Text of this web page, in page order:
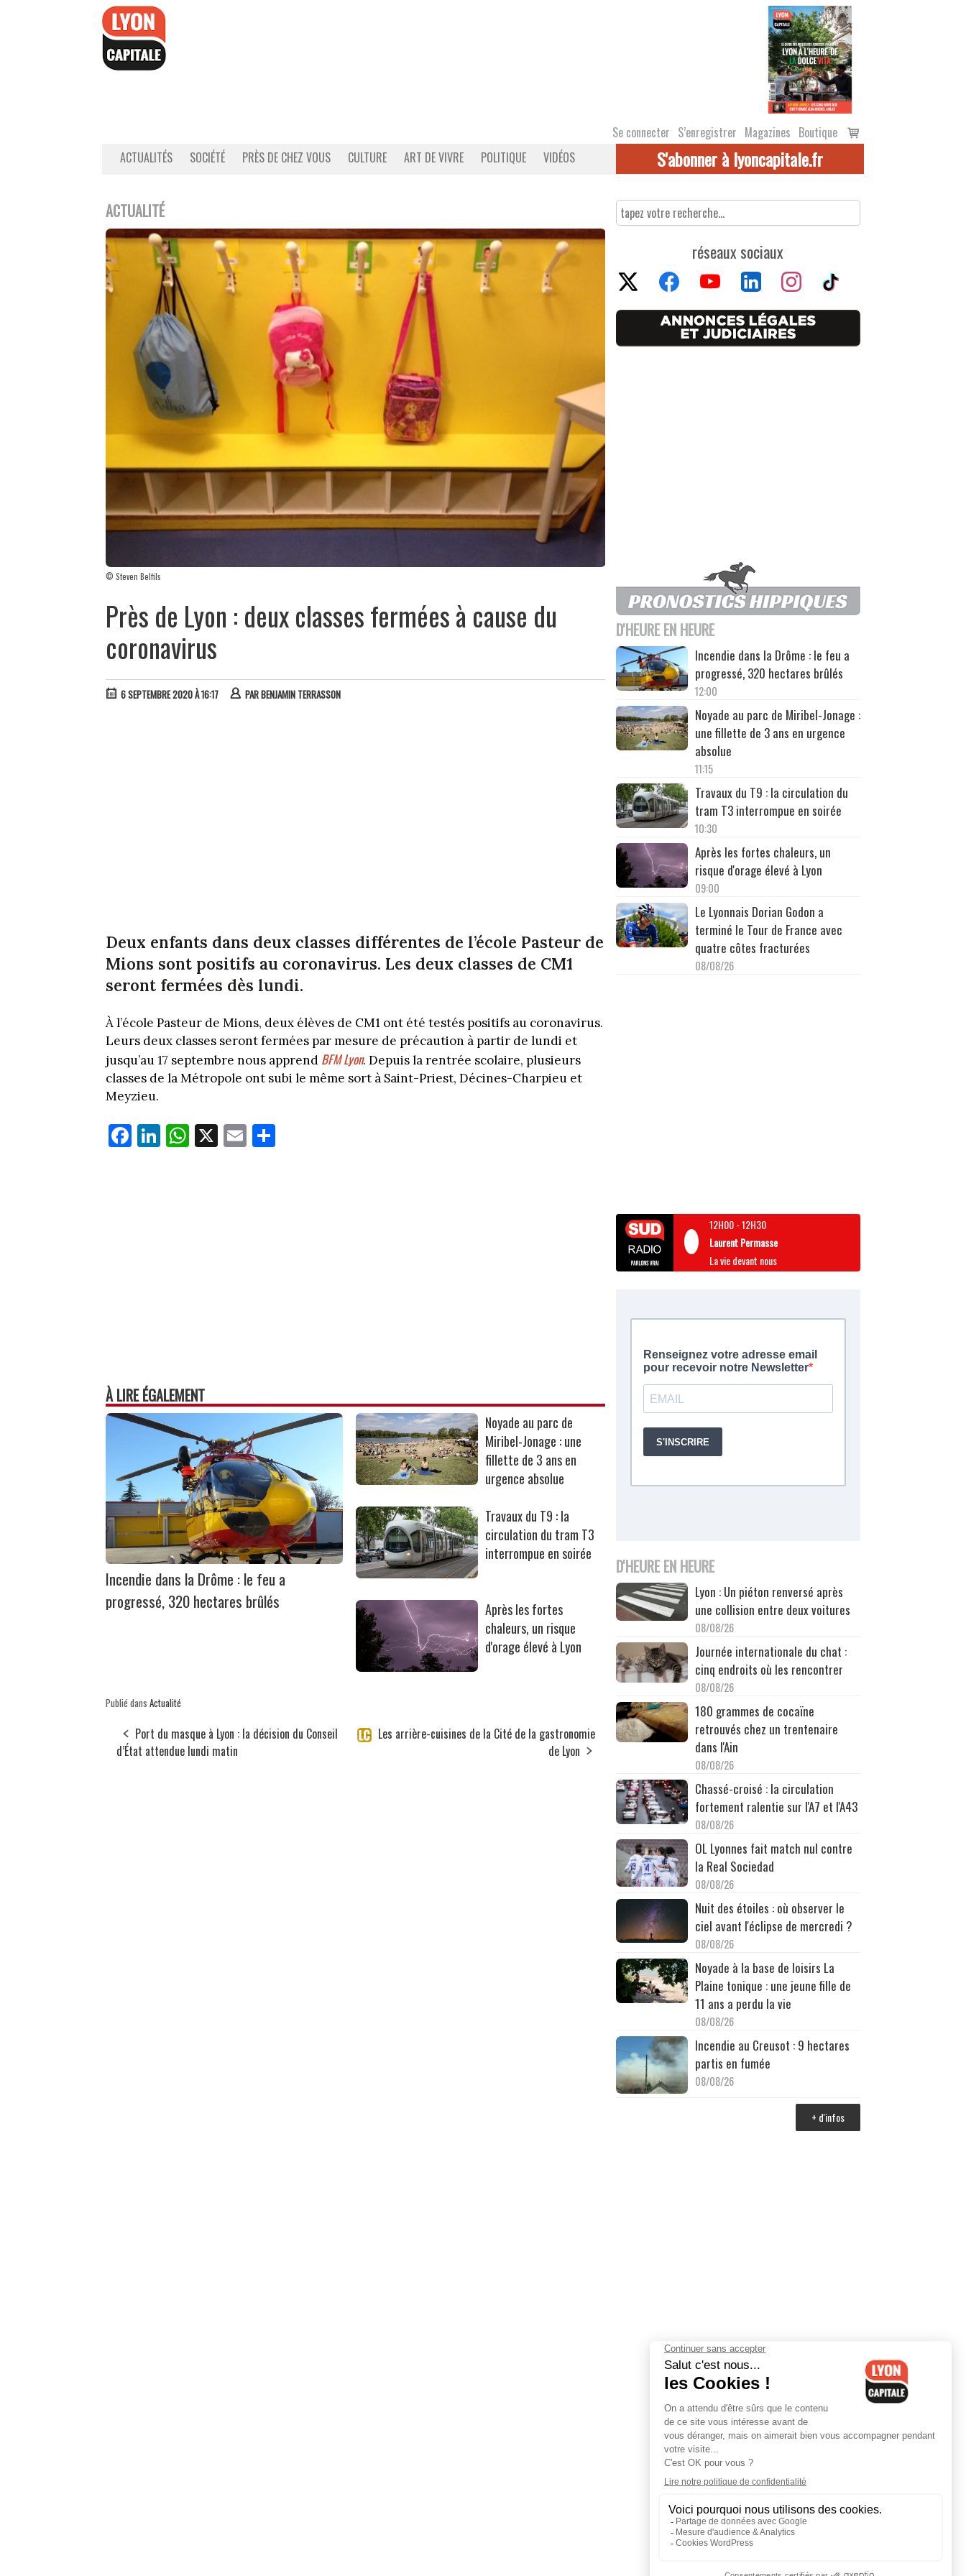
Se connecter S’enregistrer Magazines Boutique
Voir
le
ACTUALITÉS SOCIÉTÉ PRÈS DE CHEZ VOUS CULTURE ART DE VIVRE POLITIQUE VIDÉOS S'abonner à lyoncapitale.fr
ACTUALITÉ
© Steven Belfils
Près de Lyon : deux classes fermées à cause du
coronavirus
6 SEPTEMBRE 2020 À 16:17 PARBENJAMIN TERRASSON
Deux enfants dans deux classes différentes de l’école Pasteur de
Mions sont positifs au coronavirus. Les deux classes de CM1
seront fermées dès lundi.
À l’école Pasteur de Mions, deux élèves de CM1 ont été testés positifs au coronavirus.
Leurs deux classes seront fermées par mesure de précaution à partir de lundi et
jusqu’au 17 septembre nous apprend BFM Lyon. Depuis la rentrée scolaire, plusieurs
classes de la Métropole ont subi le même sort à Saint-Priest, Décines-Charpieu et
Meyzieu.
Fa
ce
Li
nk
W
ha
X E
m
À LIRE ÉGALEMENT
Incendie dans la Drôme : le feu a
progressé, 320 hectares brûlés
Noyade au parc de
Miribel-Jonage : une
fillette de 3 ans en
urgence absolue
Travaux du T9 : la
circulation du tram T3
interrompue en soirée
Après les fortes
chaleurs, un risque
d'orage élevé à Lyon
Publié dans Actualité
Port du masque à Lyon : la décision du Conseil
d’État attendue lundi matin
Les arrière-cuisines de la Cité de la gastronomie
de Lyon
réseaux sociaux
D'HEURE EN HEURE
Incendie dans la Drôme : le feu a
progressé, 320 hectares brûlés
12:00
Noyade au parc de Miribel-Jonage :
une fillette de 3 ans en urgence
absolue
11:15
Travaux du T9 : la circulation du
tram T3 interrompue en soirée
10:30
Après les fortes chaleurs, un
risque d'orage élevé à Lyon
09:00
Le Lyonnais Dorian Godon a
terminé le Tour de France avec
quatre côtes fracturées
08/08/26
12H00-12H30
Laurent Permasse
La vie devant nous
D'HEURE EN HEURE
Lyon : Un piéton renversé après
une collision entre deux voitures
08/08/26
Journée internationale du chat :
cinq endroits où les rencontrer
08/08/26
180 grammes de cocaïne
retrouvés chez un trentenaire
dans l'Ain
08/08/26
Chassé-croisé : la circulation
fortement ralentie sur l'A7 et l'A43
08/08/26
OL Lyonnes fait match nul contre
la Real Sociedad
08/08/26
Nuit des étoiles : où observer le
ciel avant l'éclipse de mercredi ?
08/08/26
Noyade à la base de loisirs La
Plaine tonique : une jeune fille de
11 ans a perdu la vie
08/08/26
Incendie au Creusot : 9 hectares
partis en fumée
08/08/26
+ d'infos